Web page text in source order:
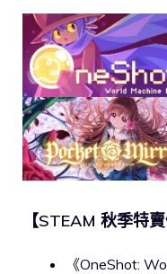
【STEAM 秋季特
《OneShot: